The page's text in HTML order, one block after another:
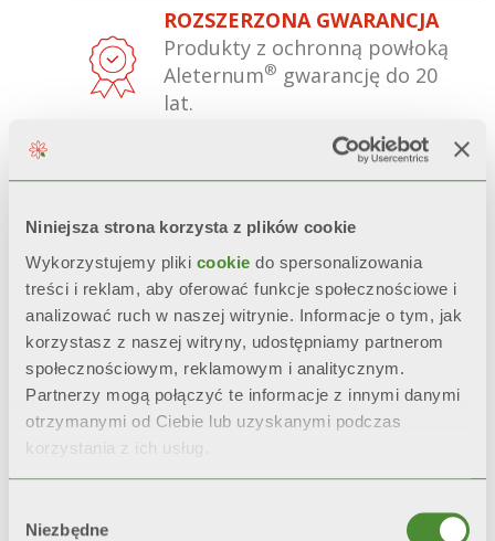
Niniejsza strona korzysta z plików cookie
Wykorzystujemy pliki cookie do spersonalizowania
treści i reklam, aby oferować funkcje społecznościowe i
analizować ruch w naszej witrynie. Informacje o tym, jak
korzystasz z naszej witryny, udostępniamy partnerom
społecznościowym, reklamowym i analitycznym.
Partnerzy mogą połączyć te informacje z innymi danymi
otrzymanymi od Ciebie lub uzyskanymi podczas
korzystania z ich usług.
zgody
Niezbędne
ROZSZERZONA GWARANCJA
Produkty z ochronną powłoką
Aleternum® gwarancję do 20
lat.
NIEZMIENNY WYGLĄD
Estetyka, połysk i kolor
zostają zachowane w
czasie
dzięki obróbce wstępnej
oraz podwójnemu malowaniu
anaforezą oraz malowaniem
proszkowym.
CERTYFIKOWANA ODPORNOŚĆ
Podczas przyspieszonych
testów korozyjnych*, grzejniki z
niż grzejniki z